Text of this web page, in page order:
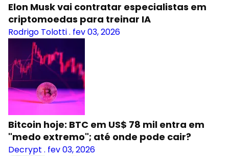
Elon Musk vai contratar especialistas em
criptomoedas para treinar IA
Rodrigo Tolotti. fev 03, 2026
Bitcoin hoje: BTC em US$ 78 mil entra em
"medo extremo"; até onde pode cair?
Decrypt . fev 03, 2026